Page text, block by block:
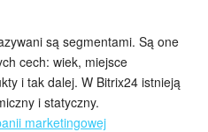
są segmentami. Są one
cech: wiek, miejsce
i tak dalej. W Bitrix24 istnieją
i statyczny.
marketingowej